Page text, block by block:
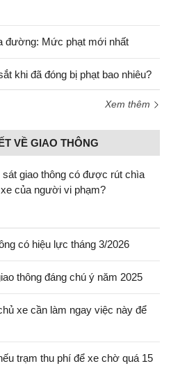
đường: Mức phạt mới nhất
khi đã đóng bị phạt bao nhiêu?
Xem thêm
VỀ GIAO THÔNG
sát giao thông có được rút chìa
của người vi phạm?
có hiệu lực tháng 3/2026
thông đáng chú ý năm 2025
xe cần làm ngay việc này để
trạm thu phí để xe chờ quá 15